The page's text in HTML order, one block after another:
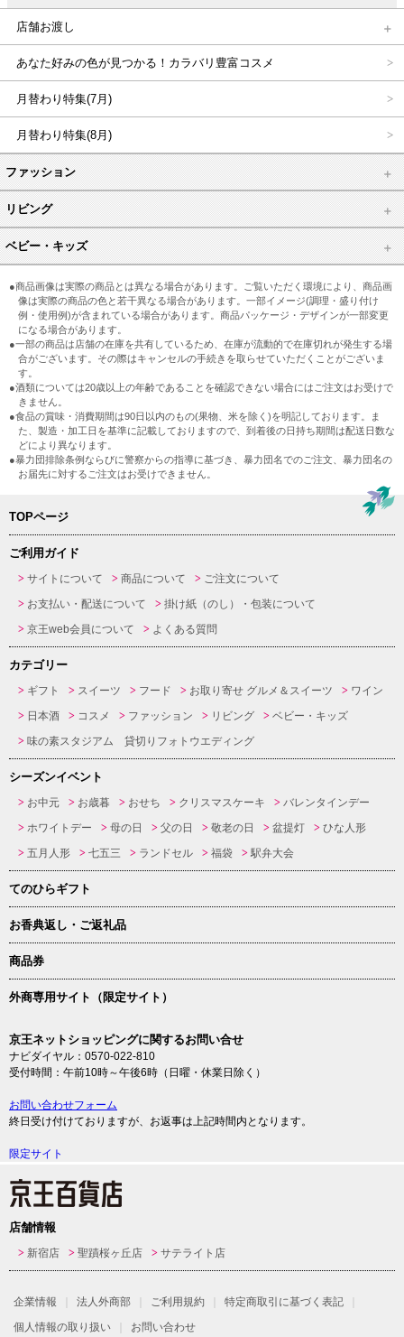
店舗お渡し
あなた好みの色が見つかる！カラバリ豊富コスメ
月替わり特集(7月)
月替わり特集(8月)
ファッション
リビング
ベビー・キッズ
●商品画像は実際の商品とは異なる場合があります。ご覧いただく環境により、商品画
像は実際の商品の色と若干異なる場合があります。一部イメージ(調理・盛り付け
例・使用例)が含まれている場合があります。商品パッケージ・デザインが一部変更
になる場合があります。
●一部の商品は店舗の在庫を共有しているため、在庫が流動的で在庫切れが発生する場
合がございます。その際はキャンセルの手続きを取らせていただくことがございま
す。
●酒類については20歳以上の年齢であることを確認できない場合にはご注文はお受けで
きません。
●食品の賞味・消費期間は90日以内のもの(果物、米を除く)を明記しております。ま
た、製造・加工日を基準に記載しておりますので、到着後の日持ち期間は配送日数な
どにより異なります。
●暴力団排除条例ならびに警察からの指導に基づき、暴力団名でのご注文、暴力団名の
お届先に対するご注文はお受けできません。
TOPページ
ご利用ガイド
サイトについて 商品について
ご注文について
お支払い・配送について
掛け紙（のし）・包装について
京王web会員について
よくある質問
カテゴリー
ギフト スイーツ フード お取り寄せ グルメ＆スイーツ
ワイン
日本酒
コスメ ファッション リビング
ベビー・キッズ
味の素スタジアム 貸切りフォトウエディング
シーズンイベント
お中元 お歳暮 おせち クリスマスケーキ
バレンタインデー
ホワイトデー
母の日 父の日 敬老の日 盆提灯
ひな人形
五月人形
七五三 ランドセル 福袋 駅弁大会
てのひらギフト
お香典返し・ご返礼品
商品券
外商専用サイト（限定サイト）
京王ネットショッピングに関するお問い合せ
ナビダイヤル：0570-022-810
受付時間：午前10時～午後6時（日曜・休業日除く）
お問い合わせフォーム
終日受け付けておりますが、お返事は上記時間内となります。
限定サイト
店舗情報
新宿店 聖蹟桜ヶ丘店 サテライト店
企業情報 法人外商部 ご利用規約
特定商取引に基づく表記
個人情報の取り扱い
お問い合わせ